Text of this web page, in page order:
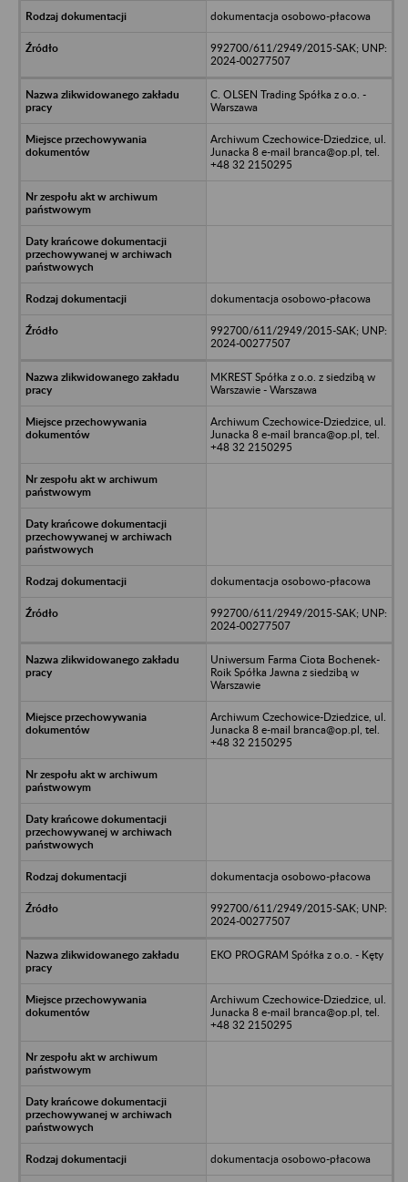
dokumentacja osobowo-płacowa
992700/611/2949/2015-SAK; UNP:
2024-00277507
C. OLSEN Trading Spółka z o.o. -
Warszawa
Archiwum Czechowice-Dziedzice, ul.
Junacka 8 e-mail branca@op.pl, tel.
+48 32 2150295
dokumentacja osobowo-płacowa
992700/611/2949/2015-SAK; UNP:
2024-00277507
MKREST Spółka z o.o. z siedzibą w
Warszawie - Warszawa
Archiwum Czechowice-Dziedzice, ul.
Junacka 8 e-mail branca@op.pl, tel.
+48 32 2150295
dokumentacja osobowo-płacowa
992700/611/2949/2015-SAK; UNP:
2024-00277507
Uniwersum Farma Ciota Bochenek-
Roik Spółka Jawna z siedzibą w
Warszawie
Archiwum Czechowice-Dziedzice, ul.
Junacka 8 e-mail branca@op.pl, tel.
+48 32 2150295
dokumentacja osobowo-płacowa
992700/611/2949/2015-SAK; UNP:
2024-00277507
EKO PROGRAM Spółka z o.o. - Kęty
Archiwum Czechowice-Dziedzice, ul.
Junacka 8 e-mail branca@op.pl, tel.
+48 32 2150295
dokumentacja osobowo-płacowa